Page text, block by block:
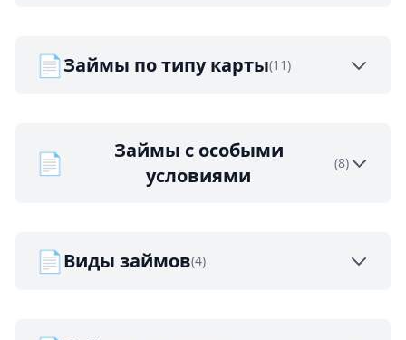
📄Займы по типу карты(11)
📄
Займы с особыми
условиями
(8)
📄Виды займов(4)